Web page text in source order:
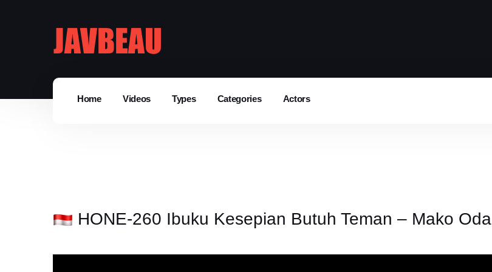
Home Videos Types Categories Actors
HONE-260 Ibuku Kesepian Butuh Teman – Mako Oda